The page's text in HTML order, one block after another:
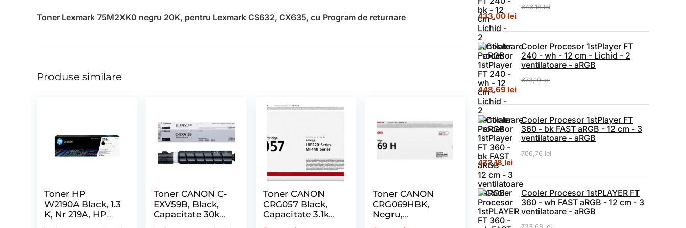
Toner Lexmark 75M2XK0 negru 20K, pentru Lexmark CS632, CX635, cu Program de returnare
Produse similare
Toner HP
W2190A Black, 1.3
K, Nr 219A, HP
Laserjet Pro
Toner CANON C-
EXV59B, Black,
Capacitate 30k
Pagini, pentru Ir
Toner CANON
CRG057 Black,
Capacitate 3.1k
Toner CANON
CRG069HBK,
Negru,
646,18lei
Prețul inițial a fost: 646,18 lei.
433,00 leiPrețul curent este: 433,00 lei.
Cooler Procesor 1stPlayer FT
240 - wh - 12 cm - Lichid - 2
ventilatoare - aRGB
673,10lei
Prețul inițial a fost: 673,10 lei.
448,69 leiPrețul curent este: 448,69 lei.
Cooler Procesor 1stPlayer FT
360 - bk FAST aRGB - 12 cm - 3
ventilatoare - aRGB
706,76lei
Prețul inițial a fost: 706,76 lei.
472,18leiPrețul curent este: 472,18 lei.
Cooler Procesor 1stPLAYER FT
360 - wh FAST aRGB - 12 cm - 3
ventilatoare - aRGB